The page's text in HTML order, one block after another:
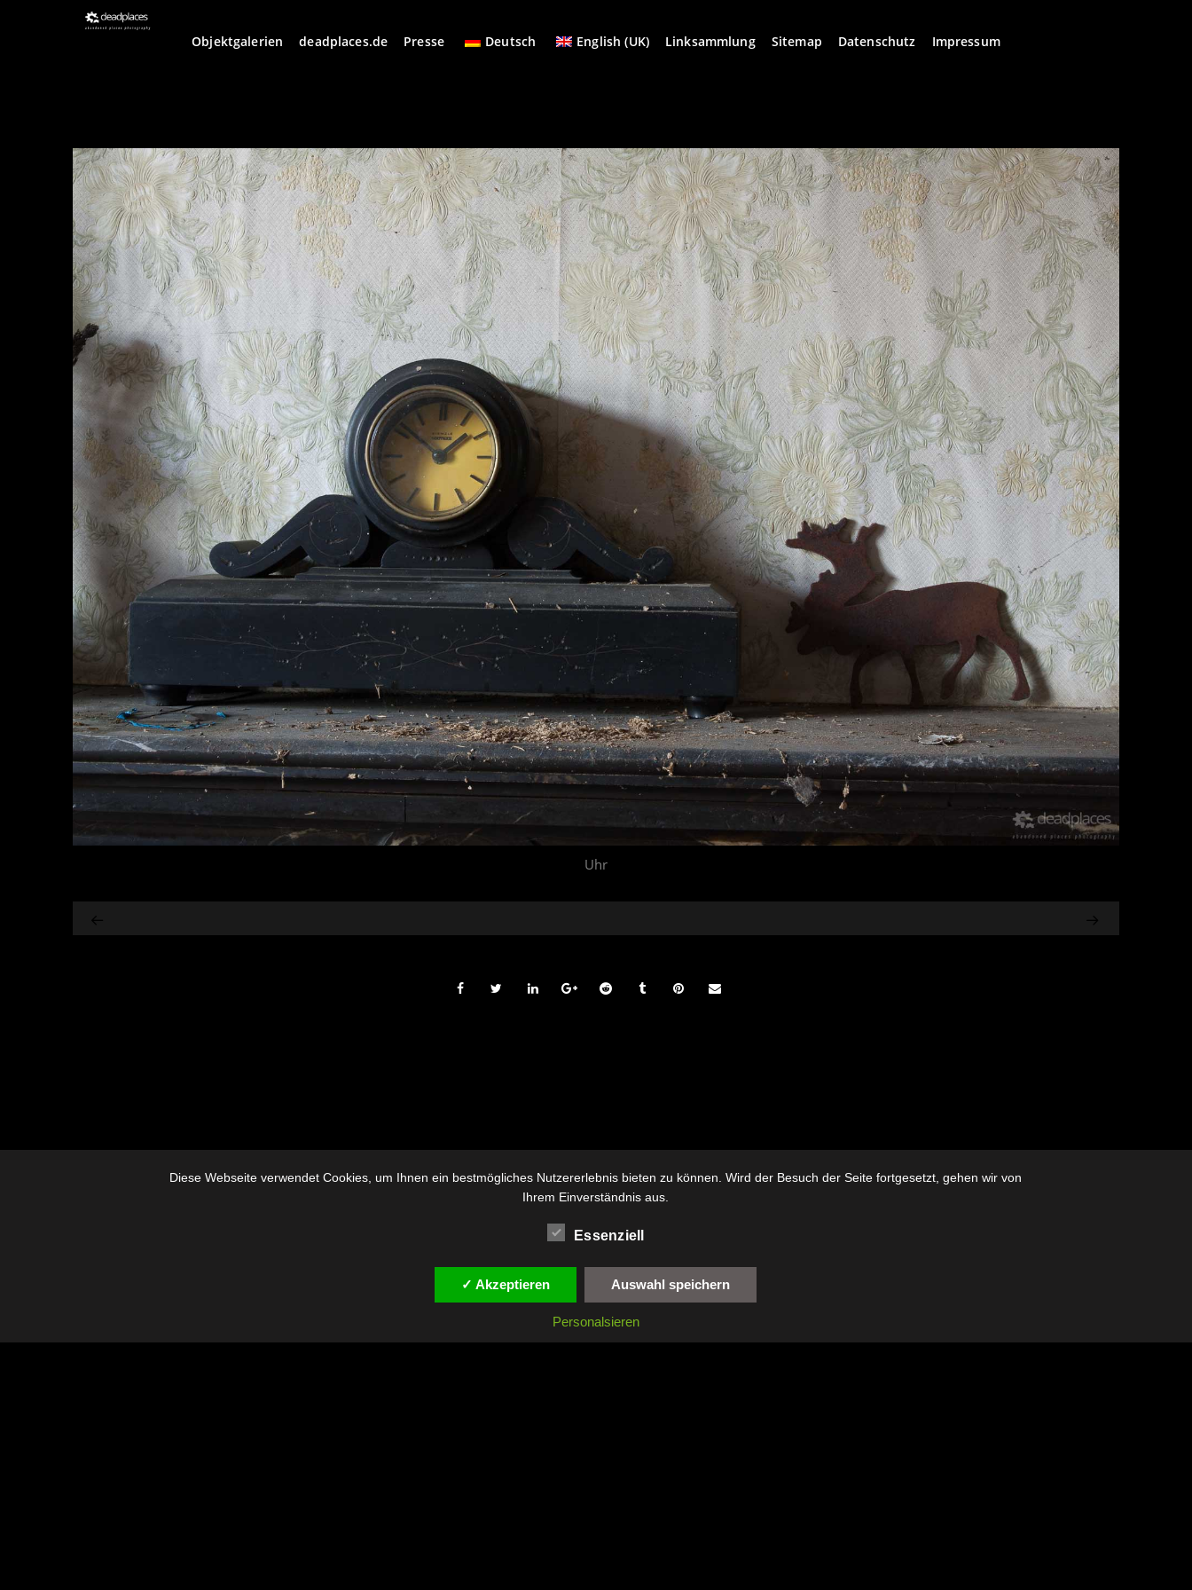
Objektgalerien deadplaces.de Presse Deutsch English (UK) Linksammlung Sitemap Datenschutz Impressum
Uhr
Diese Webseite verwendet Cookies, um Ihnen ein bestmögliches Nutzererlebnis bieten zu können. Wird der Besuch der Seite fortgesetzt, gehen wir von
Ihrem Einverständnis aus.
Essenziell
✓ Akzeptieren Auswahl speichern
Personalsieren